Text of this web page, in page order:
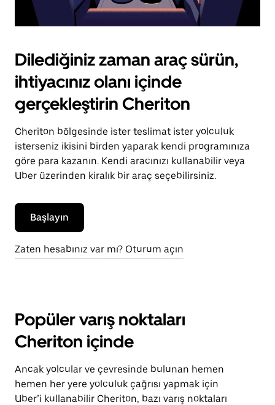
Dilediğiniz zaman araç sürün,
ihtiyacınız olanı içinde
gerçekleştirin Cheriton
Cheriton bölgesinde ister teslimat ister yolculuk
isterseniz ikisini birden yaparak kendi programınıza
göre para kazanın. Kendi aracınızı kullanabilir veya
Uber üzerinden kiralık bir araç seçebilirsiniz.
Başlayın
Zaten hesabınız var mı? Oturum açın
Popüler varış noktaları
Cheriton içinde
Ancak yolcular ve çevresinde bulunan hemen
hemen her yere yolculuk çağrısı yapmak için
Uber’i kullanabilir Cheriton, bazı varış noktaları